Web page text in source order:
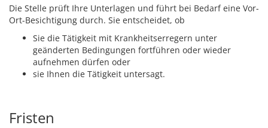
Die Stelle prüft Ihre Unterlagen und führt bei Bedarf eine Vor-
Ort-Besichtigung durch. Sie entscheidet, ob
Sie die Tätigkeit mit Krankheitserregern unter
geänderten Bedingungen fortführen oder wieder
aufnehmen dürfen oder
sie Ihnen die Tätigkeit untersagt.
Fristen